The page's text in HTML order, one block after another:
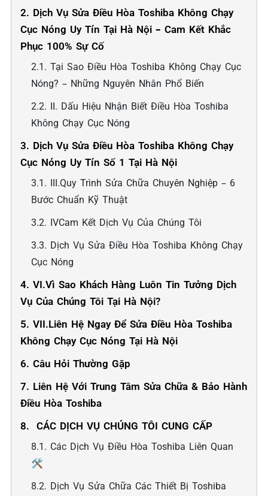
2. Dịch Vụ Sửa Điều Hòa Toshiba Không Chạy
Cục Nóng Uy Tín Tại Hà Nội – Cam Kết Khắc
Phục 100% Sự Cố
2.1. Tại Sao Điều Hòa Toshiba Không Chạy Cục
Nóng? – Những Nguyên Nhân Phổ Biến
2.2. II. Dấu Hiệu Nhận Biết Điều Hòa Toshiba
Không Chạy Cục Nóng
3. Dịch Vụ Sửa Điều Hòa Toshiba Không Chạy
Cục Nóng Uy Tín Số 1 Tại Hà Nội
3.1. III.Quy Trình Sửa Chữa Chuyên Nghiệp – 6
Bước Chuẩn Kỹ Thuật
3.2. IVCam Kết Dịch Vụ Của Chúng Tôi
3.3. Dịch Vụ Sửa Điều Hòa Toshiba Không Chạy
Cục Nóng
4. VI.Vì Sao Khách Hàng Luôn Tin Tưởng Dịch
Vụ Của Chúng Tôi Tại Hà Nội?
5. VII.Liên Hệ Ngay Để Sửa Điều Hòa Toshiba
Không Chạy Cục Nóng Tại Hà Nội
6. Câu Hỏi Thường Gặp
7. Liên Hệ Với Trung Tâm Sửa Chữa & Bảo Hành
Điều Hòa Toshiba
8. ️ CÁC DỊCH VỤ CHÚNG TÔI CUNG CẤP
8.1. Các Dịch Vụ Điều Hòa Toshiba Liên Quan
🛠️
8.2. Dịch Vụ Sửa Chữa Các Thiết Bị Toshiba